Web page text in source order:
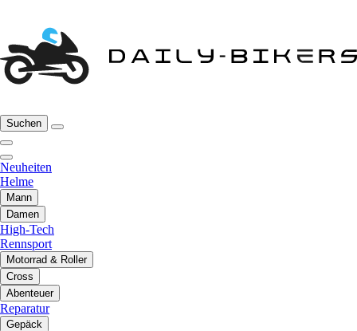
Suchen
Neuheiten
Helme
Mann
Damen
High-Tech
Rennsport
Motorrad & Roller
Cross
Abenteuer
Reparatur
Gepäck